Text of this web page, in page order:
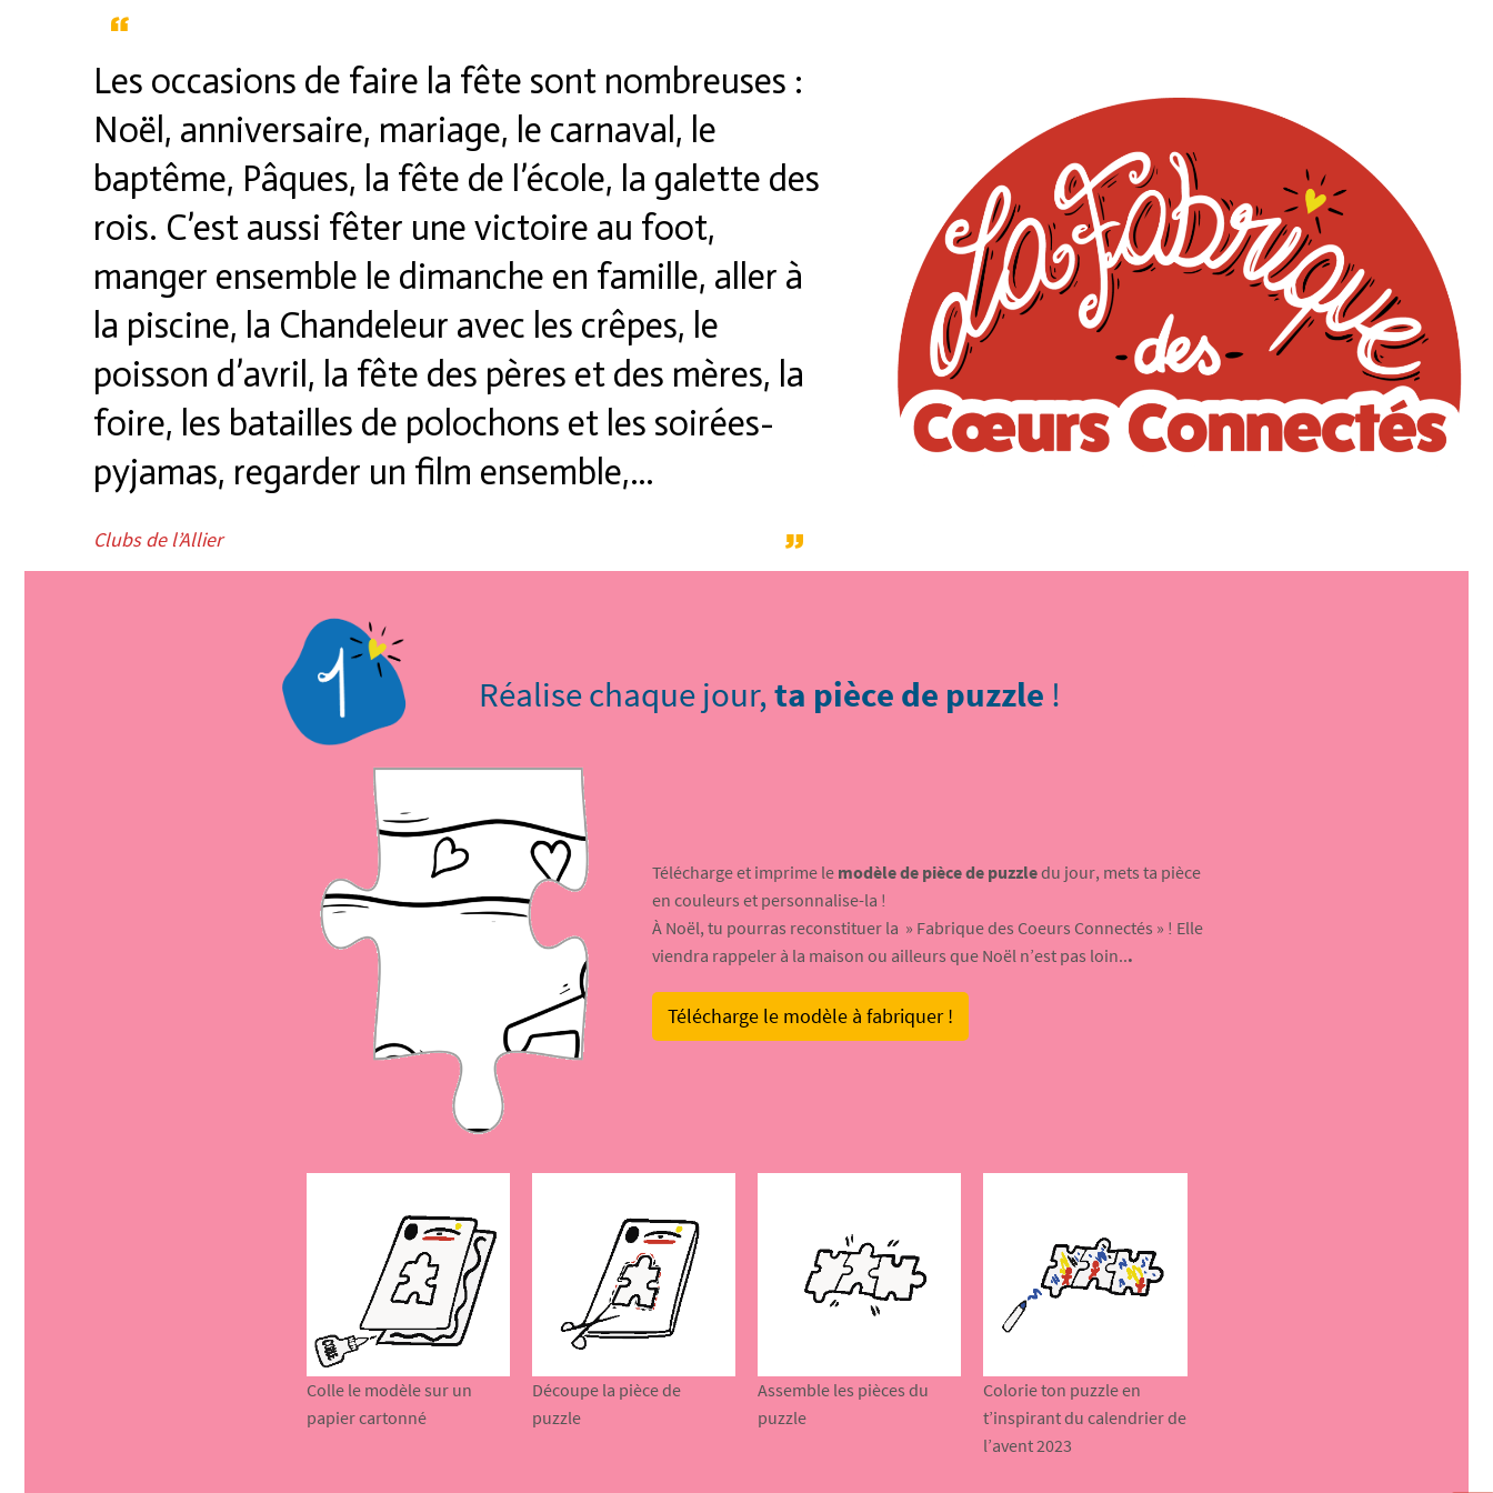
Les occasions de faire la fête sont nombreuses :
Noël, anniversaire, mariage, le carnaval, le
baptême, Pâques, la fête de l’école, la galette des
rois. C’est aussi fêter une victoire au foot,
manger ensemble le dimanche en famille, aller à
la piscine, la Chandeleur avec les crêpes, le
poisson d’avril, la fête des pères et des mères, la
foire, les batailles de polochons et les soirées-
pyjamas, regarder un film ensemble,…
Clubs de l’Allier
Réalise chaque jour,ta pièce de puzzle !
Télécharge et imprime le modèle de pièce de puzzledu jour, mets ta pièce
en couleurs et personnalise-la !
À Noël, tu pourras reconstituer la » Fabrique des Coeurs Connectés » ! Elle
viendra rappeler à la maison ou ailleurs que Noël n’est pas loin...
Télécharge le modèle à fabriquer !
Colle le modèle sur un
papier cartonné
Découpe la pièce de
puzzle
Assemble les pièces du
puzzle
Colorie ton puzzle en
t’inspirant du calendrier de
l’avent 2023